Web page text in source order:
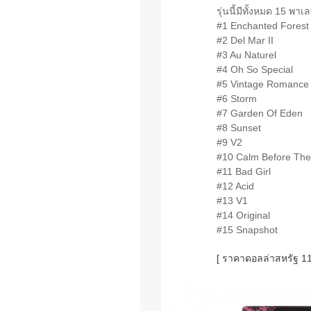
รุ่นนี้มีทั้งหมด 15 พาเ
#1 Enchanted Forest
#2 Del Mar II
#3 Au Naturel
#4 Oh So Special
#5 Vintage Romance
#6 Storm
#7 Garden Of Eden
#8 Sunset
#9 V2
#10 Calm Before
#11 Bad Girl
#12 Acid
#13 V1
#14 Original
#15 Snapshot
[ ราคาดอลล่าสหรัฐ